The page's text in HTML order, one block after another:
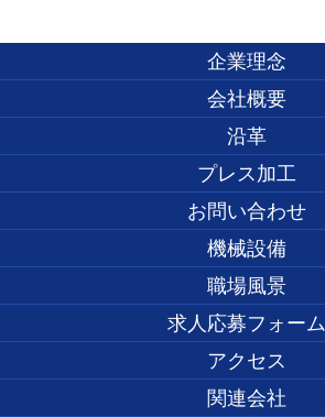
企業理念
会社概要
沿革
プレス加工
お問い合わせ
機械設備
職場風景
求人応募フォーム
アクセス
関連会社